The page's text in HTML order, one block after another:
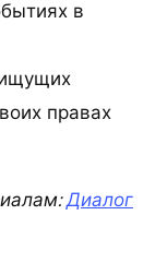
в
правах
Диалог